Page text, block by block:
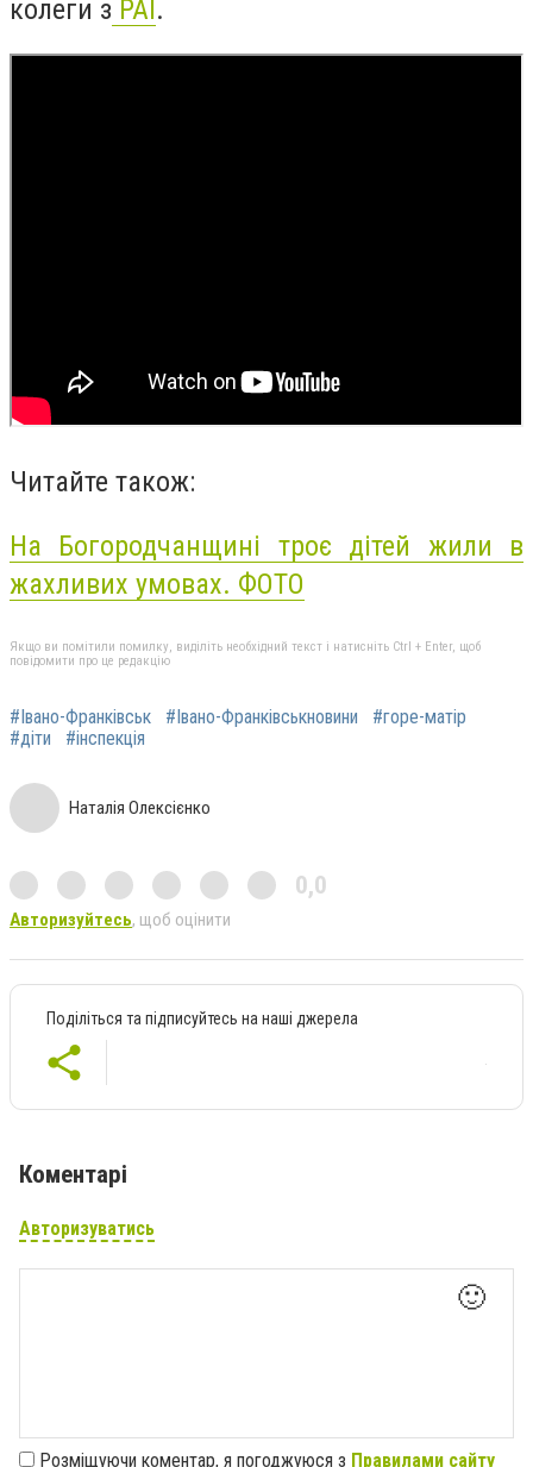
колеги з РАІ.
Читайте також:
На Богородчанщині троє дітей жили в
жахливих умовах. ФОТО
Якщо ви помітили помилку, виділіть необхідний текст і натисніть Ctrl + Enter, щоб
повідомити про це редакцію
#Івано-Франківськ #Івано-Франківськновини
#горе-матір
#діти
#інспекція
Наталія Олексієнко
0,0
Авторизуйтесь, щоб оцінити
Поділіться та підписуйтесь на наші джерела
Коментарі
Авторизуватись
🙂
Розміщуючи коментар, я погоджуюся з Правилами сайту